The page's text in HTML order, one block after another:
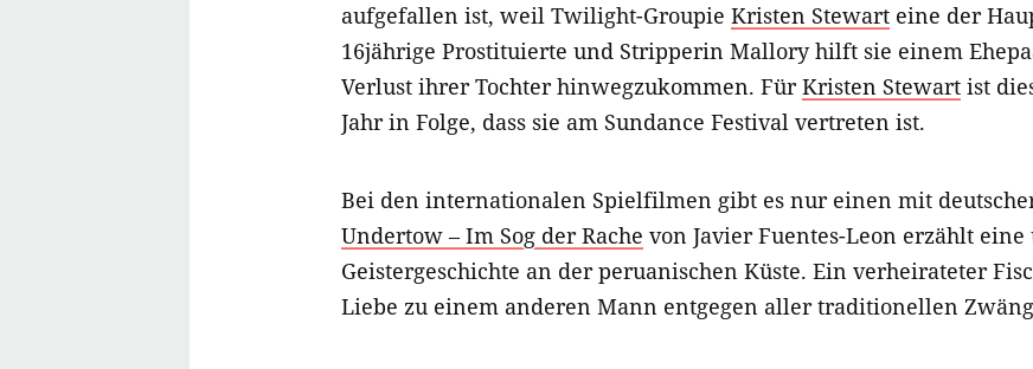
aufgefallen ist, weil Twilight-Groupie Kristen Stewart eine der
16jährige Prostituierte und Stripperin Mallory hilft sie einem
Verlust ihrer Tochter hinwegzukommen. FürKristen Stewart ist
Jahr in Folge, dass sie am Sundance Festival vertreten ist.
Bei den internationalen Spielfilmen gibt es nur einen mit
Undertow – Im Sog der Rache von Javier Fuentes-Leon erzählt
Geistergeschichte an der peruanischen Küste. Ein verheirateter
Liebe zu einem anderen Mann entgegen aller traditionellen